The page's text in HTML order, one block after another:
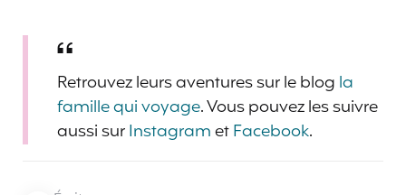
Retrouvez leurs aventures sur le blog la
famille qui voyage. Vous pouvez les suivre
aussi surInstagrametFacebook.